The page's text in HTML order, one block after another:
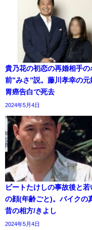
貴乃花の初恋の再婚相手の
前”みさ”説。藤川孝幸の元
胃癌告白で死去
2024年5月4日
ビートたけしの事故後と若
の顔(年齢ごと)。バイクの
昔の相方/きよし
2024年5月4日